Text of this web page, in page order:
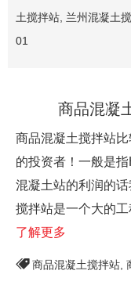
土搅拌站 兰州混凝土
01
商品混凝
商品混凝土搅拌站
的投资者！一般是
混凝土站的利润的
搅拌站是一个大的
了解更多
商品混凝土搅拌站